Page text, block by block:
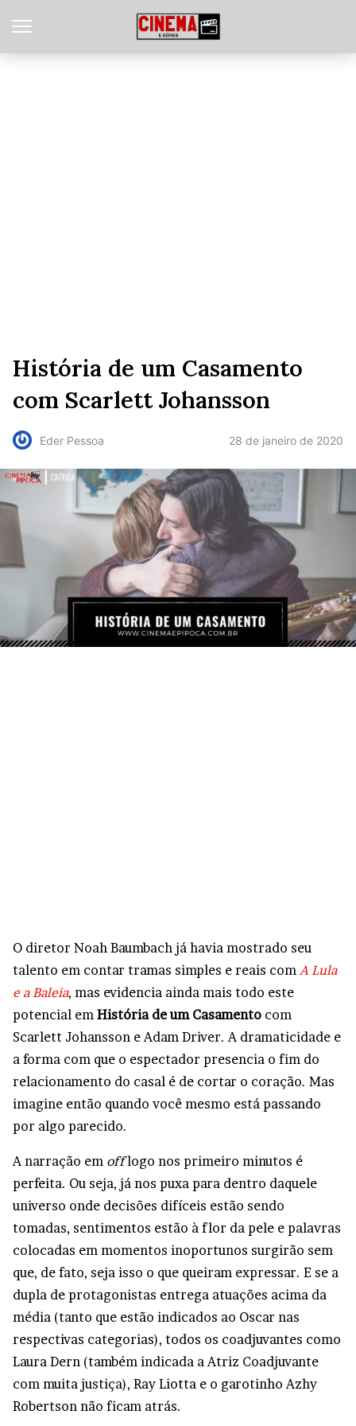
História de um Casamento
com Scarlett Johansson
Eder Pessoa 28 de janeiro de 2020
O diretor Noah Baumbach já havia mostrado seu
talento em contar tramas simples e reais com A Lula
e a Baleia, mas evidencia ainda mais todo este
potencial em História de um Casamento com
Scarlett Johansson e Adam Driver. A dramaticidade e
a forma com que o espectador presencia o fim do
relacionamento do casal é de cortar o coração. Mas
imagine então quando você mesmo está passando
por algo parecido.
A narração em offlogo nos primeiro minutos é
perfeita. Ou seja, já nos puxa para dentro daquele
universo onde decisões difíceis estão sendo
tomadas, sentimentos estão à flor da pele e palavras
colocadas em momentos inoportunos surgirão sem
que, de fato, seja isso o que queiram expressar. E se a
dupla de protagonistas entrega atuações acima da
média (tanto que estão indicados ao Oscar nas
respectivas categorias), todos os coadjuvantes como
Laura Dern (também indicada a Atriz Coadjuvante
com muita justiça), Ray Liotta e o garotinho Azhy
Robertson não ficam atrás.